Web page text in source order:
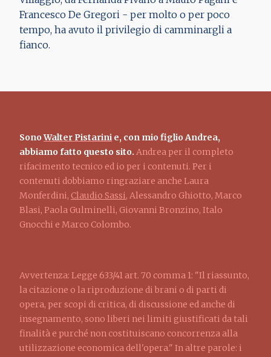
Francesco De Gregori - per molto o per poco
tempo, ha avuto il privilegio di camminargli a
fianco.
SonoWalter Pistarini e, con mio figlio Andrea,
abbiamo fatto questo sito. Andrea per il completo
rifacimento tecnico ed io per i contenuti. Per i
contenuti dobbiamo ringraziare anche Laura
Monferdini, Claudio Sassi, Alessandro Ghiotto, Marco
Blasi, Paola Gulminelli, Giovanni Bronzino, Italo
Gnocchi e Marco Colombo.
Avvertenza: Legge 633/41 art. 70 comma 1: "Il riassunto,
la citazione o la riproduzione di brani o di parti di
opera, per scopi di critica, di discussione ed anche di
insegnamento, sono liberi nei limiti giustificati da tali
finalità e purché non costituiscano concorrenza alla
utilizzazione economica dell'opera." In altre parole: i